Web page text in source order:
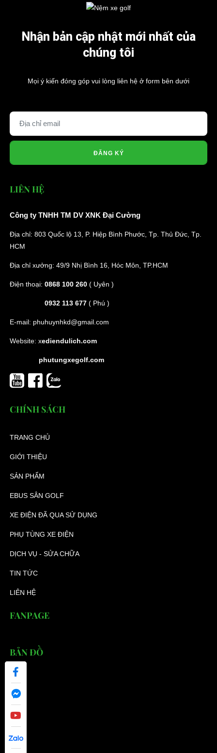
Nhận bản cập nhật mới nhất của
chúng tôi
Mọi ý kiến đóng góp vui lòng liên hệ ở form bên dưới
ĐĂNG KÝ
LIÊN HỆ
Công ty TNHH TM DV XNK Đại Cường
Địa chỉ: 803 Quốc lộ 13, P. Hiệp Bình Phước, Tp. Thủ Đức, Tp.
HCM
Địa chỉ xưởng: 49/9 Nhị Bình 16, Hóc Môn, TP.HCM
Điện thoại: 0868 100 260 ( Uyên )
0932 113 677 ( Phú )
E-mail: phuhuynhkd@gmail.com
Website: xediendulich.com
phutungxegolf.com
CHÍNH SÁCH
TRANG CHỦ
GIỚI THIỆU
SẢN PHẨM
EBUS SÂN GOLF
XE ĐIỆN ĐÃ QUA SỬ DỤNG
PHỤ TÙNG XE ĐIỆN
DỊCH VỤ - SỬA CHỮA
TIN TỨC
LIÊN HỆ
FANPAGE
BẢN ĐỒ